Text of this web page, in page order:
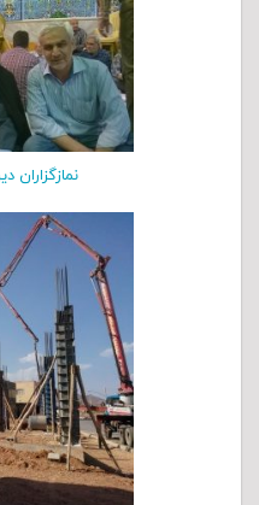
نمازگزاران